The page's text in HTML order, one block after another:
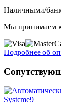
Наличными/
Мы принимаем к
Подробнее об